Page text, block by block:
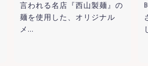
言われる名店『西山製麺』の
麺を使用した、オリジナル
メ…